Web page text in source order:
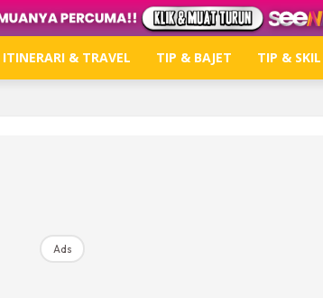
ITINERARI & TRAVEL TIP & BAJET TIP & SKIL
Ads